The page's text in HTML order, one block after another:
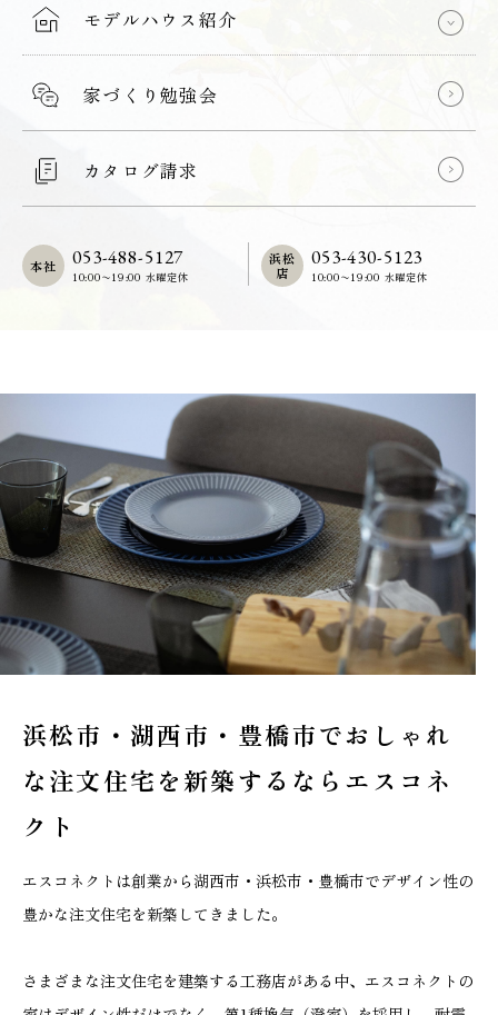
モデルハウス紹介
家づくり勉強会
カタログ請求
053-488-5127
10:00〜19:00 水曜定休
本社 053-430-5123
10:00〜19:00 水曜定休
浜松
店
浜松市・湖西市・豊橋市でおしゃれ
な注文住宅を新築するならエスコネ
クト
エスコネクトは創業から湖西市・浜松市・豊橋市でデザイン性の
豊かな注文住宅を新築してきました。
さまざまな注文住宅を建築する工務店がある中、エスコネクトの